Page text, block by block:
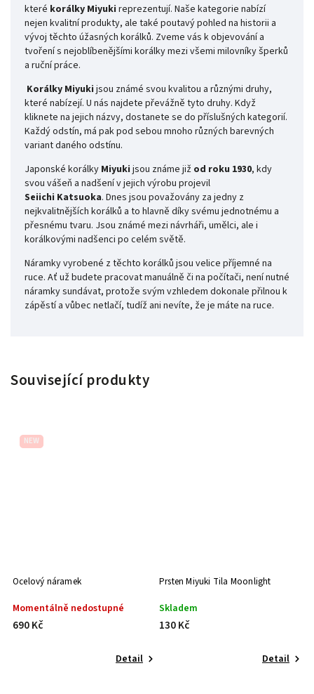
které korálky Miyuki reprezentují. Naše kategorie nabízí
nejen kvalitní produkty, ale také poutavý pohled na historii a
vývoj těchto úžasných korálků. Zveme vás k objevování a
tvoření s nejoblíbenějšími korálky mezi všemi milovníky šperků
a ruční práce.
Korálky Miyuki jsou známé svou kvalitou a různými druhy,
které nabízejí. U nás najdete převážně tyto druhy. Když
kliknete na jejich názvy, dostanete se do příslušných kategorií.
Každý odstín, má pak pod sebou mnoho různých barevných
variant daného odstínu.
Japonské korálky Miyuki jsou známe již od roku 1930, kdy
svou vášeň a nadšení v jejich výrobu projevil
Seiichi Katsuoka. Dnes jsou považovány za jedny z
nejkvalitnějších korálků a to hlavně díky svému jednotnému a
přesnému tvaru. Jsou známé mezi návrháři, umělci, ale i
korálkovými nadšenci po celém světě.
Náramky vyrobené z těchto korálků jsou velice příjemné na
ruce. Ať už budete pracovat manuálně či na počítači, není nutné
náramky sundávat, protože svým vzhledem dokonale přilnou k
zápěstí a vůbec netlačí, tudíž ani nevíte, že je máte na ruce.
Související produkty
NEW
Ocelový náramek
Momentálně nedostupné
690 Kč
Detail
Prsten Miyuki Tila Moonlight
Skladem
130 Kč
Detail